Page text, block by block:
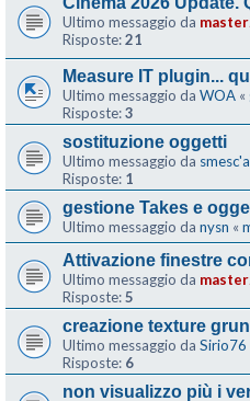
Ultimo messaggio da
Risposte:21
Measure IT plugin...
Ultimo messaggio da WOA «
Risposte:3
sostituzione oggetti
Ultimo messaggio da
Risposte: 1
gestione Takes e
Ultimo messaggio da nysn «
Attivazione finestre
Ultimo messaggio da
Risposte:5
creazione texture
Ultimo messaggio da Sirio76
Risposte: 6
non visualizzo più i